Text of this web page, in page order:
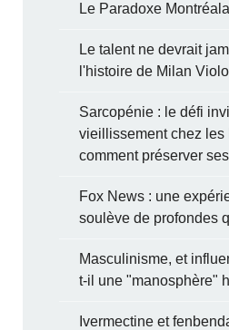
Le Paradoxe
Le talent ne devrait
l'histoire de Milan
Sarcopénie : le défi
vieillissement chez les
comment préserver
Fox News : une
soulève de profondes
Masculinisme, et
t-il une "manosphère"
Ivermectine et